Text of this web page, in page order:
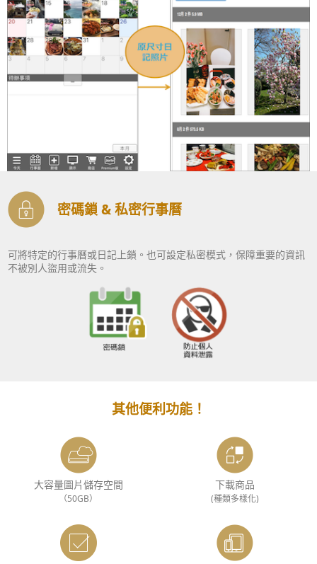
密碼鎖 & 私密行事曆
可將特定的行事曆或日記上鎖。也可設定私密模式，保障重要的資訊
不被別人盜用或流失。
其他便利功能！
大容量圖片儲存空間
（50GB）
下載商品
(種類多樣化)